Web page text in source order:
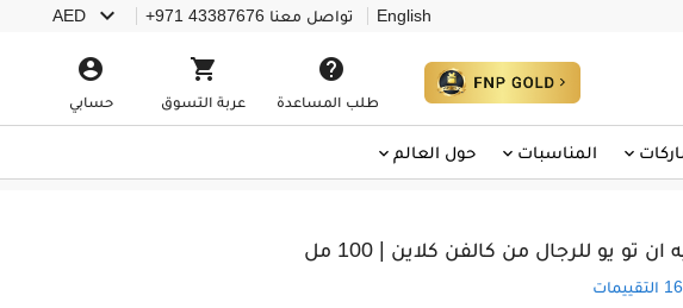
English تواصل معنا +971 43387676
AED 

طلب المساعدة

عربة التسوق

حسابي
المناسبات حول العالم
تو يو للرجال من كالفن كلاين | 100 مل
16 التقييمات